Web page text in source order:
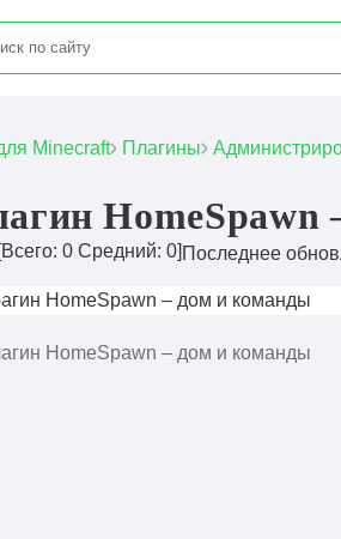
Minecraft Плагины
HomeSpawn
0 Средний: 0] Последнее